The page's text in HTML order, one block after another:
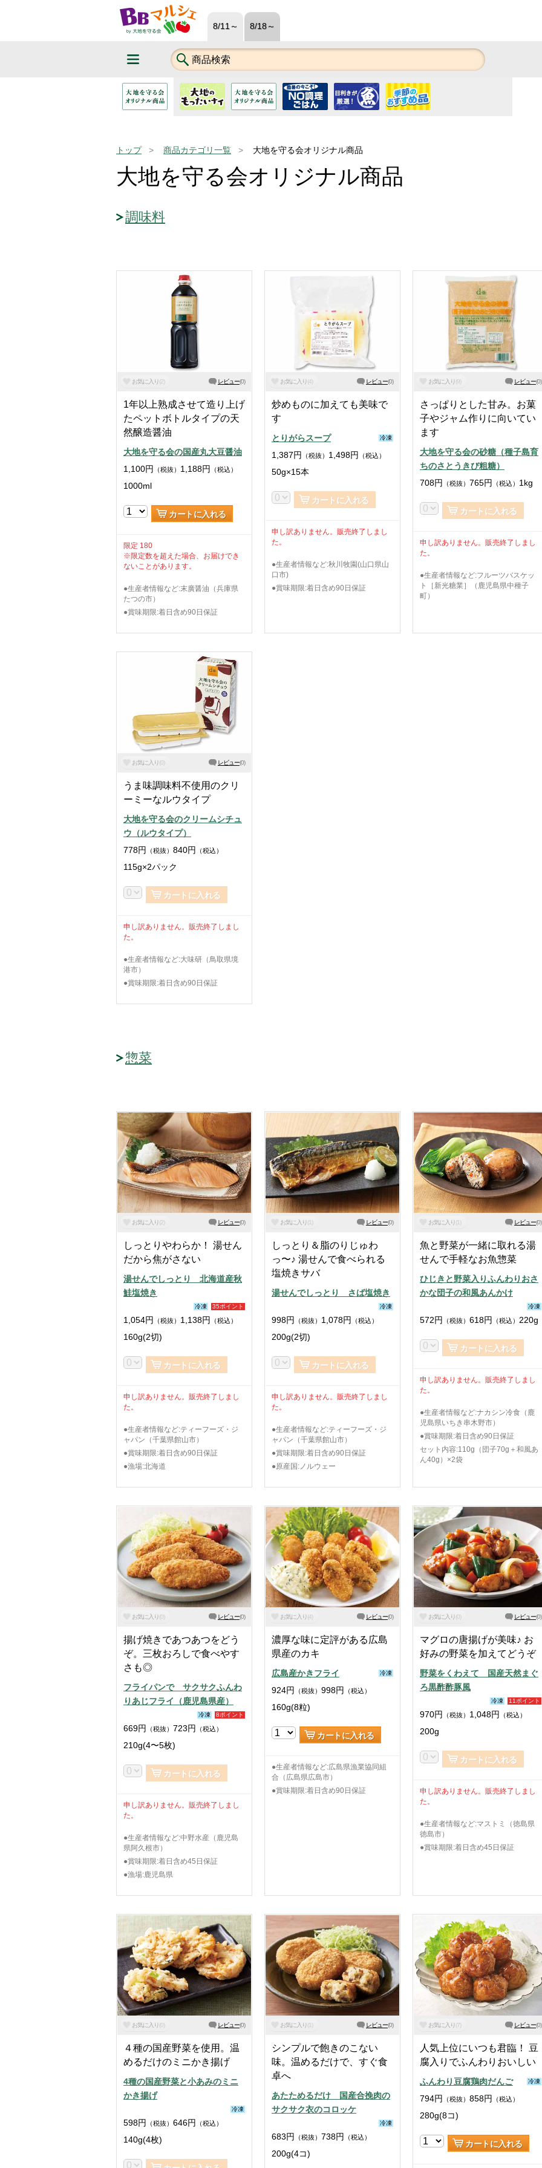
8/11～ 8/18～
トップ 商品カテゴリ一覧 大地を守る会オリジナル商品
大地を守る会オリジナル商品
調味料
お気に入り(2) レビュー(0)
1年以上熟成させて造り上げ
たペットボトルタイプの天
然醸造醤油
大地を守る会の国産丸大豆醤油
1,100円 （税抜） 1,188円 （税込）
1000ml
カートに入れる
限定 180
※限定数を超えた場合、お届けでき
ないことがあります。
●生産者情報など:末廣醤油（兵庫県
たつの市）
●賞味期限:着日含め90日保証
お気に入り(4) レビュー(0)
炒めものに加えても美味で
す
とりがらスープ 冷凍
1,387円 （税抜） 1,498円 （税込）
50g×15本
カートに入れる
申し訳ありません。販売終了しまし
た。
●生産者情報など:秋川牧園(山口県山
口市)
●賞味期限:着日含め90日保証
お気に入り(9) レビュー(0)
さっぱりとした甘み。お菓
子やジャム作りに向いてい
ます
大地を守る会の砂糖（種子島育
ちのさとうきび粗糖）
708円 （税抜） 765円 （税込） 1kg
カートに入れる
申し訳ありません。販売終了しまし
た。
●生産者情報など:フルーツバスケッ
ト［新光糖業］（鹿児島県中種子
町）
お気に入り(0) レビュー(0)
うま味調味料不使用のクリ
ーミーなルウタイプ
大地を守る会のクリームシチュ
ウ（ルウタイプ）
778円 （税抜） 840円 （税込）
115g×2パック
カートに入れる
申し訳ありません。販売終了しまし
た。
●生産者情報など:大味研（鳥取県境
港市）
●賞味期限:着日含め90日保証
惣菜
お気に入り(2) レビュー(0)
しっとりやわらか！ 湯せん
だから焦がさない
湯せんでしっとり 北海道産秋
鮭塩焼き
35ポイント
冷凍
1,054円 （税抜） 1,138円 （税込）
160g(2切)
カートに入れる
申し訳ありません。販売終了しまし
た。
●生産者情報など:ティーフーズ・ジ
ャパン（千葉県館山市）
●賞味期限:着日含め90日保証
●漁場:北海道
お気に入り(1 ) レビュー(0)
しっとり＆脂のりじゅわ
っ〜♪ 湯せんで食べられる
塩焼きサバ
湯せんでしっとり さば塩焼き
冷凍
998円 （税抜） 1,078円 （税込）
200g(2切)
カートに入れる
申し訳ありません。販売終了しまし
た。
●生産者情報など:ティーフーズ・ジ
ャパン（千葉県館山市）
●賞味期限:着日含め90日保証
●原産国:ノルウェー
お気に入り(1 ) レビュー(0)
魚と野菜が一緒に取れる湯
せんで手軽なお魚惣菜
ひじきと野菜入りふんわりおさ
かな団子の和風あんかけ
冷凍
572円 （税抜） 618円 （税込） 220g
カートに入れる
申し訳ありません。販売終了しまし
た。
●生産者情報など:ナカシン冷食（鹿
児島県いちき串木野市）
●賞味期限:着日含め90日保証
セット内容:110g（団子70g＋和風あ
ん40g）×2袋
お気に入り(0) レビュー(0)
揚げ焼きであつあつをどう
ぞ。三枚おろしで食べやす
さも◎
フライパンで サクサクふんわ
りあじフライ（鹿児島県産）
8ポイント
冷凍
669円 （税抜） 723円 （税込）
210g(4〜5枚)
カートに入れる
申し訳ありません。販売終了しまし
た。
●生産者情報など:中野水産（鹿児島
県阿久根市）
●賞味期限:着日含め45日保証
●漁場:鹿児島県
お気に入り(4) レビュー(0)
濃厚な味に定評がある広島
県産のカキ
広島産かきフライ 冷凍
924円 （税抜） 998円 （税込）
160g(8粒)
カートに入れる
●生産者情報など:広島県漁業協同組
合（広島県広島市）
●賞味期限:着日含め90日保証
お気に入り(0) レビュー(0)
マグロの唐揚げが美味♪ お
好みの野菜を加えてどうぞ
野菜をくわえて 国産天然まぐ
ろ黒酢酢豚風
11ポイント
冷凍
970円 （税抜） 1,048円 （税込）
200g
カートに入れる
申し訳ありません。販売終了しまし
た。
●生産者情報など:マストミ（徳島県
徳島市）
●賞味期限:着日含め45日保証
お気に入り(0) レビュー(0)
４種の国産野菜を使用。温
めるだけのミニかき揚げ
4種の国産野菜と小あみのミニ
かき揚げ
冷凍
598円 （税抜） 646円 （税込）
140g(4枚)
お気に入り(1 ) レビュー(0)
シンプルで飽きのこない
味。温めるだけで、すぐ食
卓へ
あたためるだけ 国産合挽肉の
サクサク衣のコロッケ
冷凍
683円 （税抜） 738円 （税込）
200g(4コ)
お気に入り(7) レビュー(0)
人気上位にいつも君臨！ 豆
腐入りでふんわりおいしい
ふんわり豆腐鶏肉だんご 冷凍
794円 （税抜） 858円 （税込）
280g(8コ)
カートに入れる